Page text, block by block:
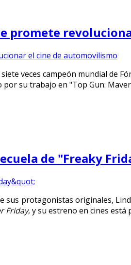
promete
veces campeón mundial de
su trabajo en "Top Gun:
de "Freaky
sus protagonistas originales,
Friday, y su estreno en cines está